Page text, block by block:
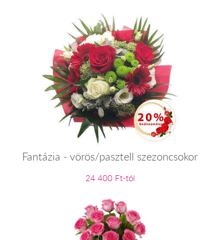
Fantázia - vörös/pasztell szezoncsokor
24 400 Ft-tól